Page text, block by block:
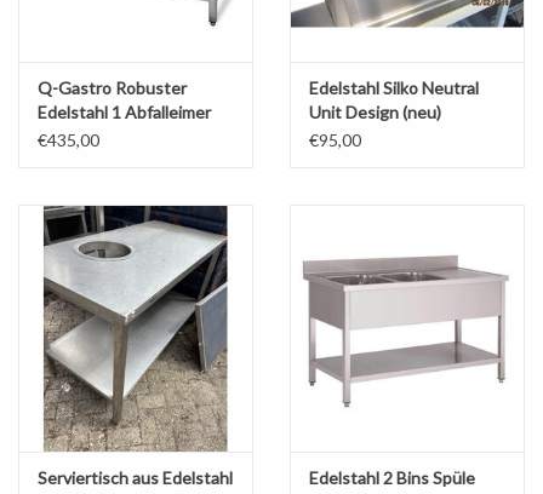
Q-Gastro Robuster
Edelstahl 1 Abfalleimer
Spüle + erhöhte Kante
€435,00
Edelstahl Silko Neutral
Unit Design (neu)
€95,00
Serviertisch aus Edelstahl
Edelstahl 2 Bins Spüle